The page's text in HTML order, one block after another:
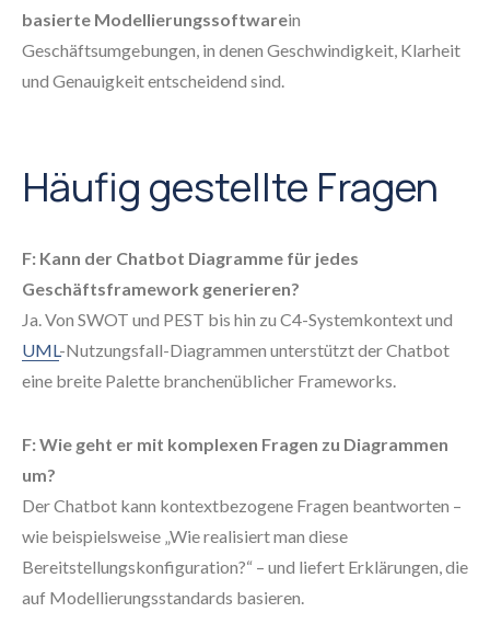
basierte Modellierungssoftwarein
Geschäftsumgebungen, in denen Geschwindigkeit, Klarheit
und Genauigkeit entscheidend sind.
Häufig gestellte Fragen
F: Kann der Chatbot Diagramme für jedes
Geschäftsframework generieren?
Ja. Von SWOT und PEST bis hin zu C4-Systemkontext und
UML-Nutzungsfall-Diagrammen unterstützt der Chatbot
eine breite Palette branchenüblicher Frameworks.
F: Wie geht er mit komplexen Fragen zu Diagrammen
um?
Der Chatbot kann kontextbezogene Fragen beantworten –
wie beispielsweise „Wie realisiert man diese
Bereitstellungskonfiguration?“ – und liefert Erklärungen, die
auf Modellierungsstandards basieren.